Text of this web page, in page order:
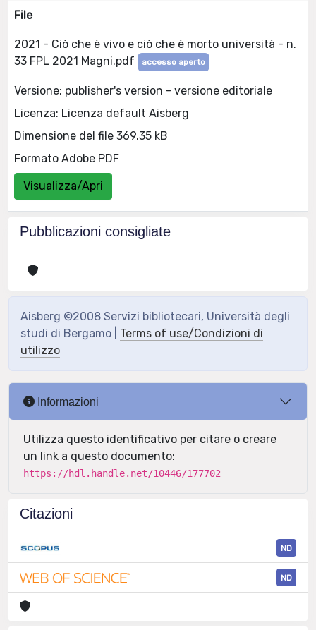
File
2021 - Ciò che è vivo e ciò che è morto università - n.
33 FPL 2021 Magni.pdf
accesso aperto
Versione: publisher's version - versione editoriale
Licenza: Licenza default Aisberg
Dimensione del file 369.35 kB
Formato Adobe PDF
Visualizza/Apri
Pubblicazioni consigliate
Aisberg ©2008 Servizi bibliotecari, Università degli
studi di Bergamo | Terms of use/Condizioni di
utilizzo
Informazioni
Utilizza questo identificativo per citare o creare
un link a questo documento:
https://hdl.handle.net/10446/177702
Citazioni
ND
ND